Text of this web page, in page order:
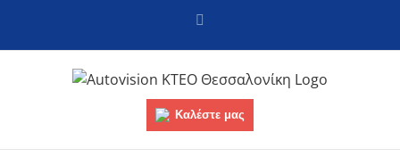
content
Καλέστε μας